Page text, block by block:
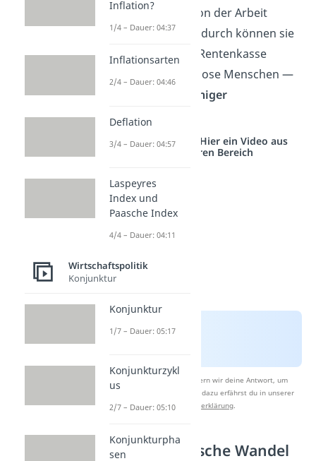
Kinder eine Pause von der Arbeit
machen müssen. Dadurch können sie
weniger Geld in die Rentenkasse
einzahlen als kinderlose Menschen —
und später auch
weniger
herausnehmen
Studyflix vernetzt: Hier ein Video aus
einem anderen Bereich
Nach Beantwortung speichern wir deine Antwort, um
Studyflix zu verbessern. Mehr dazu erfährst du in unserer
Datenschutzerklärung.
Der demografische Wandel
Inflation?
1/4 – Dauer: 04:37
Inflationsarten
2/4 – Dauer: 04:46
Deflation
3/4 – Dauer: 04:57
Laspeyres
Index und
Paasche Index
4/4 – Dauer: 04:11
Wirtschaftspolitik
Konjunktur
Konjunktur
1/7 – Dauer: 05:17
Konjunkturzykl
us
2/7 – Dauer: 05:10
Konjunkturpha
sen